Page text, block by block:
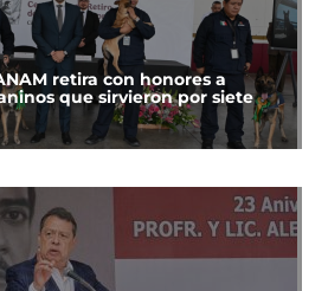
retira con honores a
que sirvieron por siete